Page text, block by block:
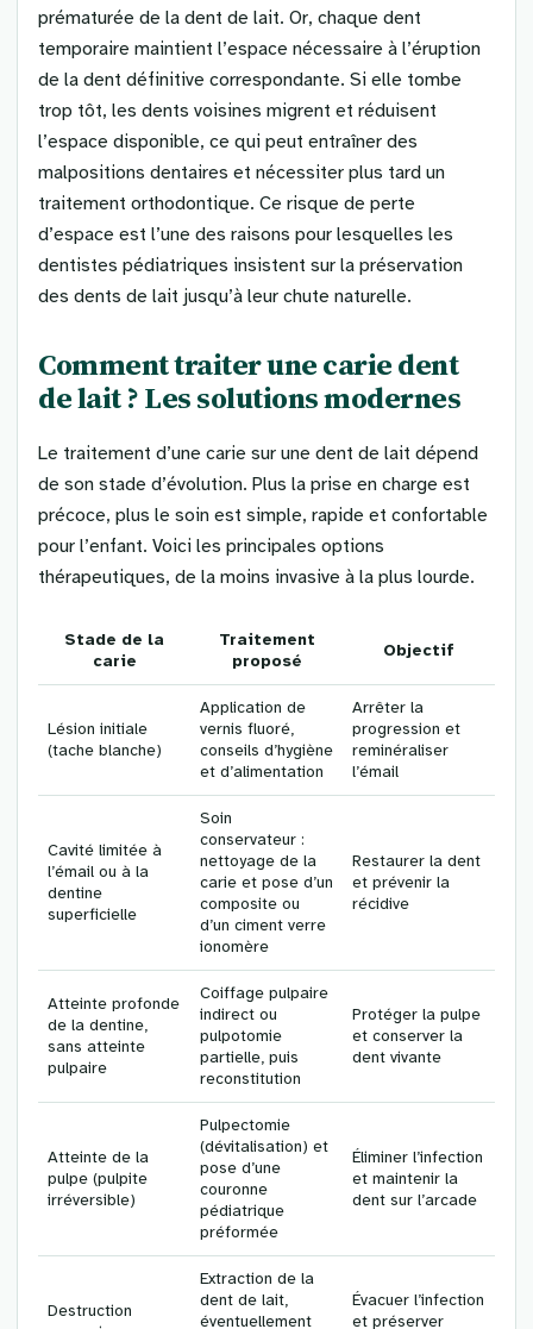
prématurée de la dent de lait. Or, chaque dent
temporaire maintient l’espace nécessaire à l’éruption
de la dent définitive correspondante. Si elle tombe
trop tôt, les dents voisines migrent et réduisent
l’espace disponible, ce qui peut entraîner des
malpositions dentaires et nécessiter plus tard un
traitement orthodontique. Ce risque de perte
d’espace est l’une des raisons pour lesquelles les
dentistes pédiatriques insistent sur la préservation
des dents de lait jusqu’à leur chute naturelle.
Comment traiter une carie dent
de lait ? Les solutions modernes
Le traitement d’une carie sur une dent de lait dépend
de son stade d’évolution. Plus la prise en charge est
précoce, plus le soin est simple, rapide et confortable
pour l’enfant. Voici les principales options
thérapeutiques, de la moins invasive à la plus lourde.
Stade de la
carie
Traitement
proposé
Objectif
Lésion initiale
(tache blanche)
Application de
vernis fluoré,
conseils d’hygiène
et d’alimentation
Arrêter la
progression et
reminéraliser
l’émail
Cavité limitée à
l’émail ou à la
dentine
superficielle
Soin
conservateur :
nettoyage de la
carie et pose d’un
composite ou
d’un ciment verre
ionomère
Restaurer la dent
et prévenir la
récidive
Atteinte profonde
de la dentine,
sans atteinte
pulpaire
Coiffage pulpaire
indirect ou
pulpotomie
partielle, puis
reconstitution
Protéger la pulpe
et conserver la
dent vivante
Atteinte de la
pulpe (pulpite
irréversible)
Pulpectomie
(dévitalisation) et
pose d’une
couronne
pédiatrique
préformée
Éliminer l’infection
et maintenir la
dent sur l’arcade
Destruction
Extraction de la
dent de lait,
éventuellement
Évacuer l’infection
et préserver